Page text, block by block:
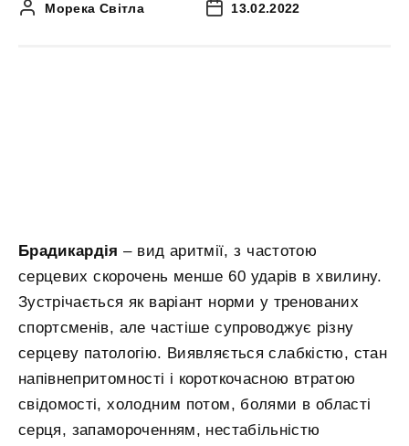
Морека Світла 13.02.2022
Брадикардія – вид аритмії, з частотою
серцевих скорочень менше 60 ударів в хвилину.
Зустрічається як варіант норми у тренованих
спортсменів, але частіше супроводжує різну
серцеву патологію. Виявляється слабкістю, стан
напівнепритомності і короткочасною втратою
свідомості, холодним потом, болями в області
серця, запамороченням, нестабільністю